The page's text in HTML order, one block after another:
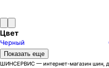
Цвет
Черный
Модели дисков DOTZ 4X4
Dakar dark 1
Показать еще
ШИНСЕРВИС — интернет-магазин шин,